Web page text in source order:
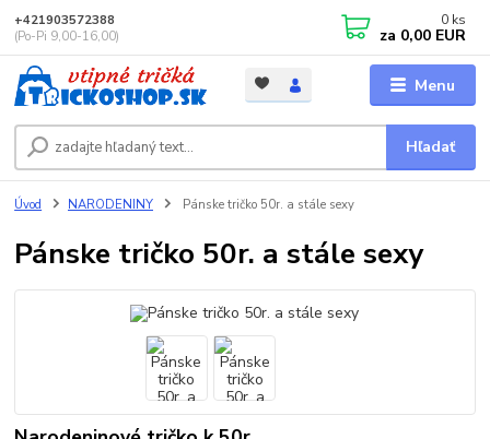
Menu
Hľadať
+421903572388
(Po-Pi 9,00-16,00)
0 ks
za 0,00 EUR
Úvod NARODENINY Pánske tričko 50r. a stále sexy
Pánske tričko 50r. a stále sexy